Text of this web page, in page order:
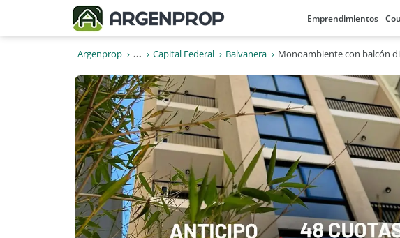
Emprendimientos
Argenprop ... Capital Federal Balvanera